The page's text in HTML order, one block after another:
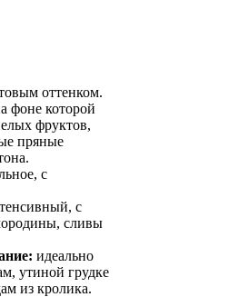
оттенком.
фоне которой
фруктов,
пряные
с
с
сливы
идеально
утиной грудке
из кролика.